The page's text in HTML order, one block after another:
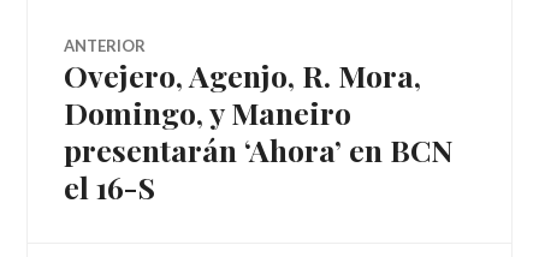
Navegador
de
artículos
ANTERIOR
Entrada
anterior:
Ovejero, Agenjo, R. Mora,
Domingo, y Maneiro
presentarán ‘Ahora’ en BCN
el 16-S